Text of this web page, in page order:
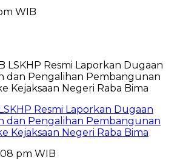
WIB
Resmi Laporkan Dugaan
dan Pengalihan Pembangunan
Kejaksaan Negeri Raba Bima
pm WIB